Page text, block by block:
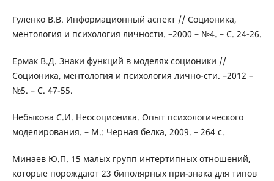
Гуленко В.В. Информационный аспект // Соционика,
ментология и психология личности. –2000 – №4. – С. 24-26.
Ермак В.Д. Знаки функций в моделях соционики //
Соционика, ментология и психология лично-сти. –2012 –
№5. – С. 47-55.
Небыкова С.И. Неосоционика. Опыт психологического
моделирования. – М.: Черная белка, 2009. – 264 с.
Минаев Ю.П. 15 малых групп интертипных отношений,
которые порождают 23 биполярных при-знака для типов